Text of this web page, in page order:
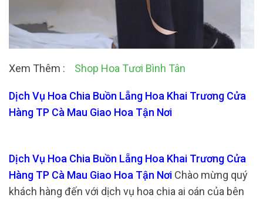
Xem Thêm : Shop Hoa Tươi Bình Tân
Dịch Vụ Hoa Chia Buồn Lẵng Hoa Khai Trương Cửa
Hàng TP Cà Mau Giao Hoa Tận Nơi
Dịch Vụ Hoa Chia Buồn Lẵng Hoa Khai Trương Cửa
Hàng TP Cà Mau Giao Hoa Tận Nơi Chào mừng quý
khách hàng đến với dịch vụ hoa chia ai oán của bên